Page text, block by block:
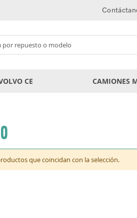
CE CAMIONES
que coincidan con la selección.